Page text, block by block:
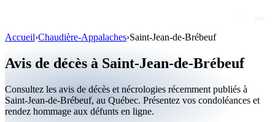
Personnalités publiques
Québec
Canada
Accueil›Chaudière-Appalaches›Saint-Jean-de-Brébeuf
Avis de décès à Saint-Jean-de-Brébeuf
Consultez les avis de décès et nécrologies récemment publiés à
Saint-Jean-de-Brébeuf, au Québec. Présentez vos condoléances et
rendez hommage aux défunts en ligne.